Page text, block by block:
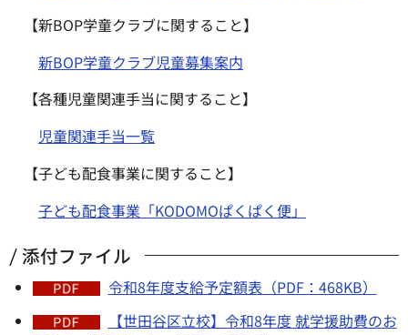
【新BOP学童クラブに関すること】
新BOP学童クラブ児童募集案内
【各種児童関連手当に関すること】
児童関連手当一覧
【子ども配食事業に関すること】
子ども配食事業「KODOMOぱくぱく便」
添付ファイル
令和8年度支給予定額表（PDF：468KB）
【世田谷区立校】令和8年度 就学援助費のお